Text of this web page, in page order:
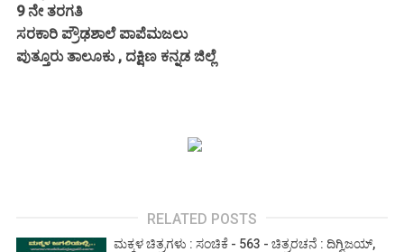
9 ನೇ ತರಗತಿ
ಸರಕಾರಿ ಪ್ರೌಢಶಾಲೆ ಪಾಪೆಮಜಲು
ಪುತ್ತೂರು ತಾಲೂಕು , ದಕ್ಷಿಣ ಕನ್ನಡ ಜಿಲ್ಲೆ
RELATED POSTS
ಮಕ್ಕಳ ಚಿತ್ರಗಳು : ಸಂಚಿಕೆ - 563 - ಚಿತ್ರರಚನೆ : ದಿಗ್ವಿಜಯ್,